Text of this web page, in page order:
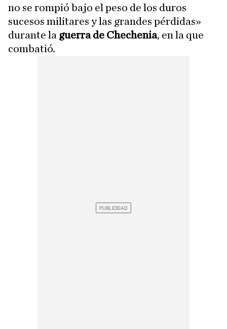
no se rompió bajo el peso de los duros
sucesos militares y las grandes pérdidas»
durante la guerra de Chechenia, en la que
combatió.